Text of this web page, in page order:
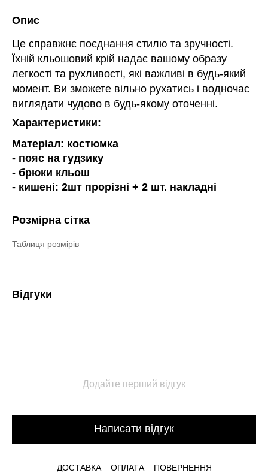
Опис
Це справжнє поєднання стилю та зручності.
Їхній кльошовий крій надає вашому образу
легкості та рухливості, які важливі в будь-який
момент. Ви зможете вільно рухатись і водночас
виглядати чудово в будь-якому оточенні.
Характеристики:
Матеріал: костюмка
- пояс на гудзику
- брюки кльош
- кишені: 2шт прорізні + 2 шт. накладні
Розмірна сітка
Таблиця розмірів
Відгуки
Додайте перший відгук
Написати відгук
ДОСТАВКА ОПЛАТА ПОВЕРНЕННЯ